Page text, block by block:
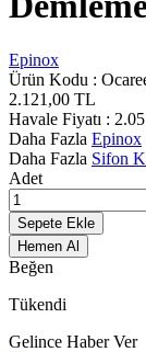
Epinox
Ürün Kodu :
2.121,00 TL
Havale Fiyatı :
Daha Fazla Epinox
Daha Fazla Sifon
Adet
Sepete Ekle
Hemen Al
Beğen
Tükendi
Gelince Haber Ver